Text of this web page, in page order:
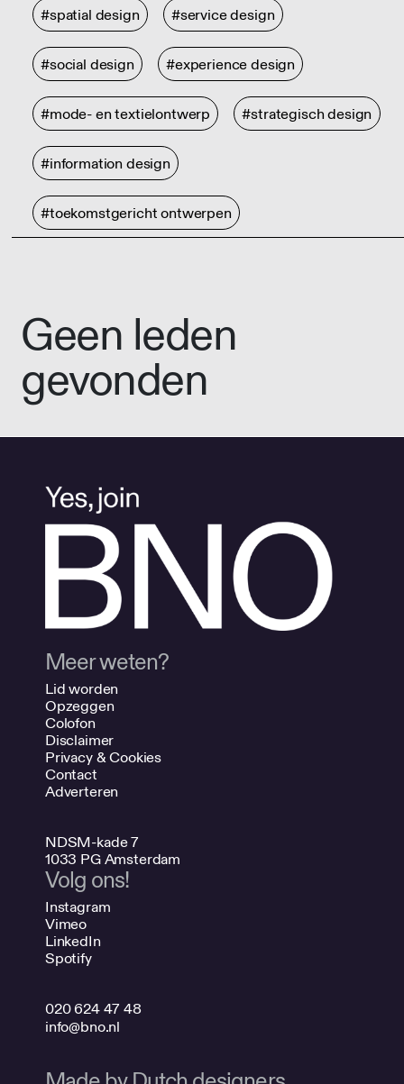
#spatial design #service design
#social design #experience design
#mode- en textielontwerp #strategisch design
#information design
#toekomstgericht ontwerpen
Geen leden
gevonden
Meer weten?
Lid worden
Opzeggen
Colofon
Disclaimer
Privacy & Cookies
Contact
Adverteren
NDSM-kade 7
1033 PG Amsterdam
Volg ons!
Instagram
Vimeo
LinkedIn
Spotify
020 624 47 48
info@bno.nl